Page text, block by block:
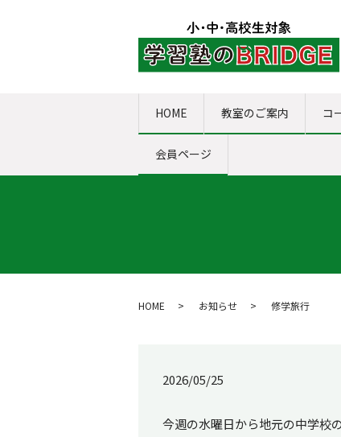
HOME 教室のご案内 コ
会員ページ
HOME お知らせ 修学旅行
2026/05/25
今週の水曜日から地元の中学校